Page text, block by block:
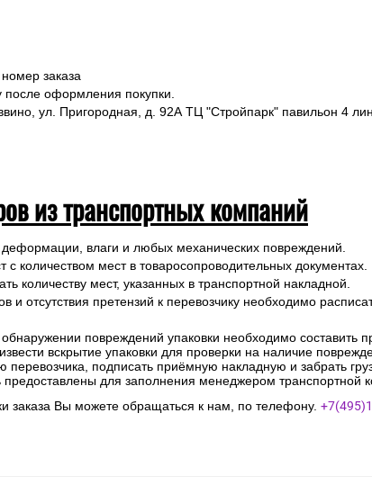
номер заказа
после оформления покупки.
ул. Пригородная, д. 92А ТЦ "Стройпарк" павильон 4
из транспортных компаний
влаги и любых механических повреждений.
количеством мест в товаросопроводительных документах.
количеству мест, указанных в транспортной накладной.
отсутствия претензий к перевозчику необходимо
повреждений упаковки необходимо составить
вскрытие упаковки для проверки на наличие
подписать приёмную накладную и забрать
для заполнения менеджером транспортной
заказа Вы можете обращаться к нам, по телефону.